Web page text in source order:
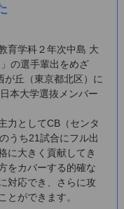
育学科２年次中島 大
の選手輩出をめざ
が丘（東京都北区）に
本大学選抜メンバー
力としてCB（センタ
うち21試合にフル出
に大きく貢献してき
をカバーする的確な
対応でき、さらに攻
とができます。